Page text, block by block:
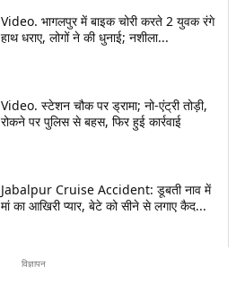
Video. भागलपुर में बाइक चोरी करते 2 युवक रंगे
हाथ धराए, लोगों ने की धुनाई; नशीला...
Video. स्टेशन चौक पर ड्रामा; नो-एंट्री तोड़ी,
रोकने पर पुलिस से बहस, फिर हुई कार्रवाई
Jabalpur Cruise Accident: डूबती नाव में
मां का आखिरी प्यार, बेटे को सीने से लगाए कैद...
विज्ञापन